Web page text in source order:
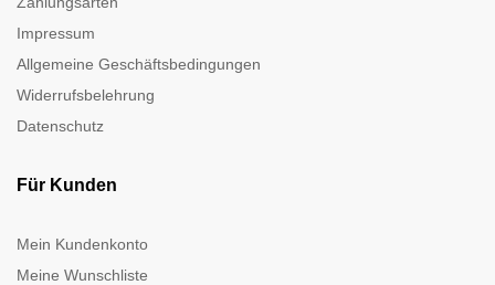
Impressum
Allgemeine Geschäftsbedingungen
Widerrufsbelehrung
Datenschutz
Für Kunden
Mein Kundenkonto
Meine Wunschliste